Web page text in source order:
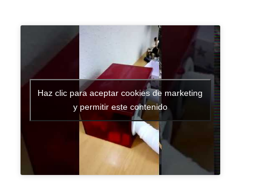
Haz clic para aceptar cookies de marketing
y permitir este contenido